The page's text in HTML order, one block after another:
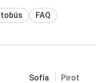
FAQ
Sofía Pirot